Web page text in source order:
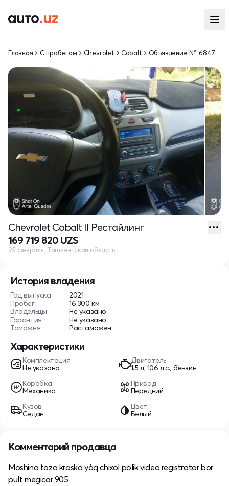
История владения
Год выпуска
2021
Пробег
16 300 км
Владельцы
Не указано
Гарантия
Не указано
Таможня
Растаможен
Характеристики
Комплектация
Не указано
Двигатель
1.5 л, 106 л.с., бензин
Коробка
Механика
Привод
Передний
Кузов
Седан
Цвет
Белый
Главная С пробегом Chevrolet Cobalt Объявление № 6847
Chevrolet Cobalt II Рестайлинг
169 719 820 UZS
25 февраля, Ташкентская область
Комментарий продавца
Moshina toza kraska yòq chixol polik video registrator bor
pult megicar 905